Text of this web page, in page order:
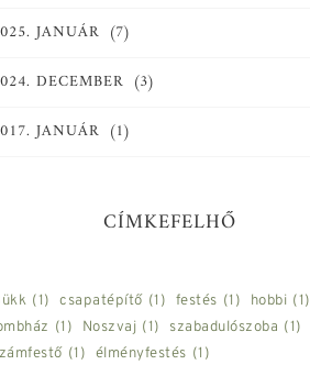
JANUÁR (7)
DECEMBER (3)
JANUÁR (1)
CÍMKEFELHŐ
(1) csapatépítő (1) festés (1) hobbi (1)
(1) Noszvaj (1) szabadulószoba (1)
(1) élményfestés (1)